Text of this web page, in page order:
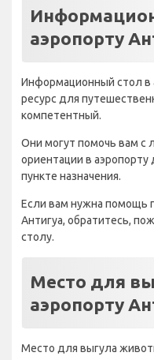
аэропорту
Информационный стол в
ресурс для
компетентный.
Они могут помочь вам с
ориентации в
пункте назначения.
Если вам нужна помощь
Антигуа, обратитесь,
столу.
Место для
аэропорту
Место для выгула